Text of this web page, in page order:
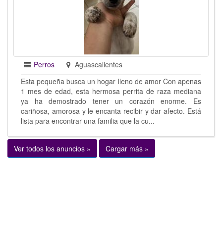
Perros
Aguascalientes
Esta pequeña busca un hogar lleno de amor Con apenas
1 mes de edad, esta hermosa perrita de raza mediana
ya ha demostrado tener un corazón enorme. Es
cariñosa, amorosa y le encanta recibir y dar afecto. Está
lista para encontrar una familia que la cu...
Ver todos los anuncios » Cargar más »